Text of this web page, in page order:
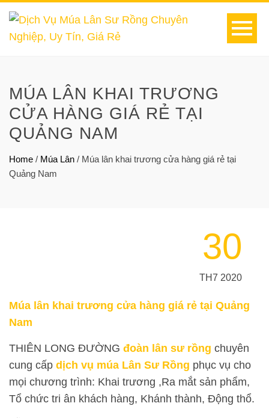
MÚA LÂN KHAI TRƯƠNG
CỬA HÀNG GIÁ RẺ TẠI
QUẢNG NAM
Home / Múa Lân / Múa lân khai trương cửa hàng giá rẻ tại
Quảng Nam
30
TH7 2020
Múa lân khai trương cửa hàng giá rẻ tại Quảng
Nam
THIÊN LONG ĐƯỜNG đoàn lân sư rồng chuyên
cung cấp dịch vụ múa Lân Sư Rồng phục vụ cho
mọi chương trình: Khai trương ,Ra mắt sản phẩm,
Tổ chức tri ân khách hàng, Khánh thành, Động thổ.